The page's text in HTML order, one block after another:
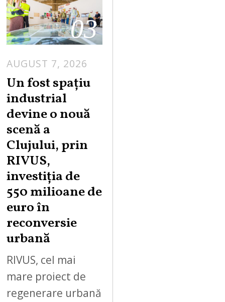
03
AUGUST 7, 2026
Un fost spațiu
industrial
devine o nouă
scenă a
Clujului, prin
RIVUS,
investiția de
550 milioane de
euro în
reconversie
urbană
RIVUS, cel mai
mare proiect de
regenerare urbană